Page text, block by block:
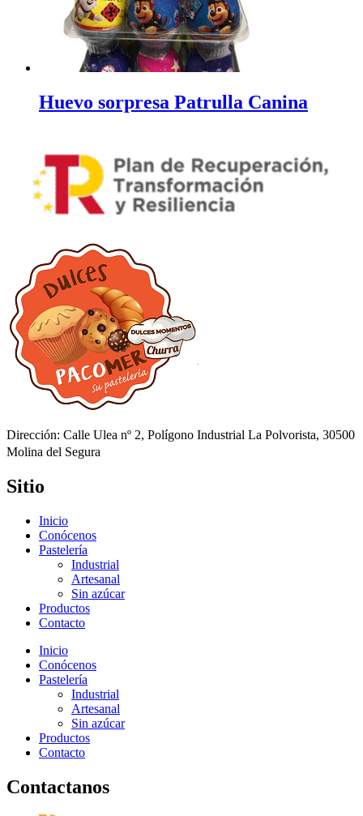
Huevo sorpresa Patrulla Canina
Dirección: Calle Ulea nº 2, Polígono Industrial La Polvorista, 30500
Molina del Segura
Sitio
Inicio
Conócenos
Pastelería
Industrial
Artesanal
Sin azúcar
Productos
Contacto
Inicio
Conócenos
Pastelería
Industrial
Artesanal
Sin azúcar
Productos
Contacto
Contactanos